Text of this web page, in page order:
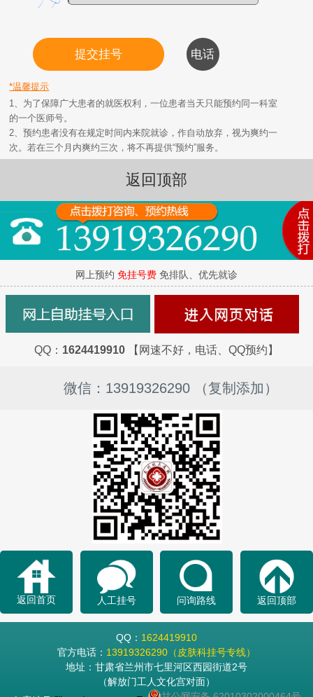
*温馨提示
1、为了保障广大患者的就医权利，一位患者当天只能预约同一科室
的一个医师号。
2、预约患者没有在规定时间内来院就诊，作自动放弃，视为爽约一
次。若在三个月内爽约三次，将不再提供“预约”服务。
返回顶部
网上预约 免挂号费 免排队、优先就诊
QQ： 1624419910 【网速不好，电话、QQ预约】
微信：13919326290 （复制添加）
返回首页 人工挂号 问询路线 返回顶部
QQ： 1624419910
官方电话： 13919326290（皮肤科挂号专线）
地址：甘肃省兰州市七里河区西园街道2号
（解放门工人文化宫对面）